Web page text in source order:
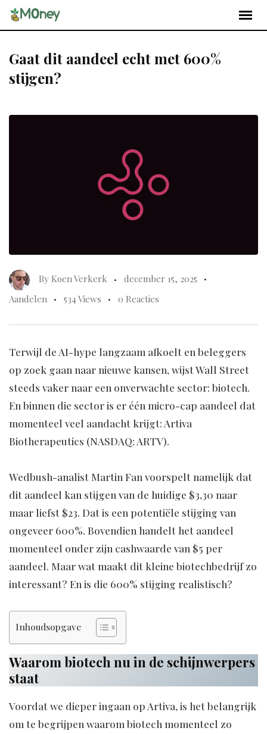
Gaat dit aandeel echt met 600%
stijgen?
By Koen Verkerk
december 15, 2025
Aandelen
534 Views 0 Reacties
Terwijl de AI-hype langzaam afkoelt en beleggers
op zoek gaan naar nieuwe kansen, wijst Wall Street
steeds vaker naar een onverwachte sector: biotech.
En binnen die sector is er één micro-cap aandeel dat
momenteel veel aandacht krijgt: Artiva
Biotherapeutics (NASDAQ: ARTV).
Wedbush-analist Martin Fan voorspelt namelijk dat
dit aandeel kan stijgen van de huidige $3,30 naar
maar liefst $23. Dat is een potentiële stijging van
ongeveer 600%. Bovendien handelt het aandeel
momenteel onder zijn cashwaarde van $5 per
aandeel. Maar wat maakt dit kleine biotechbedrijf zo
interessant? En is die 600% stijging realistisch?
Inhoudsopgave
Waarom biotech nu in de schijnwerpers
staat
Voordat we dieper ingaan op Artiva, is het belangrijk
om te begrijpen waarom biotech momenteel zo